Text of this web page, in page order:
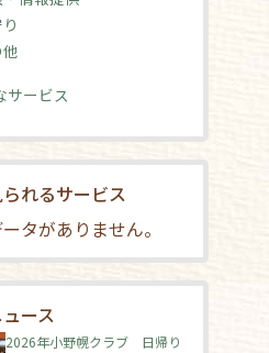
サービス
れるサービス
タがありません。
ース
2026年小野幌クラブ 日帰り